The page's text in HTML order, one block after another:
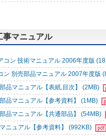
事マニュアル
コン 技術マニュアル 2006年度版
ン 別売部品マニュアル 2007年度版
品マニュアル【表紙,目次】 (2MB)
品マニュアル【参考資料】 (1MB)
品マニュアル【共通部品】 (54MB)
ニュアル【参考資料】 (992KB)